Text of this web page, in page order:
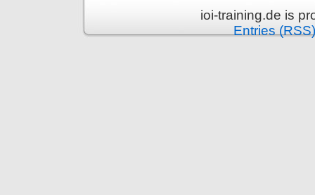
ioi-training.de is
Entries (RSS)